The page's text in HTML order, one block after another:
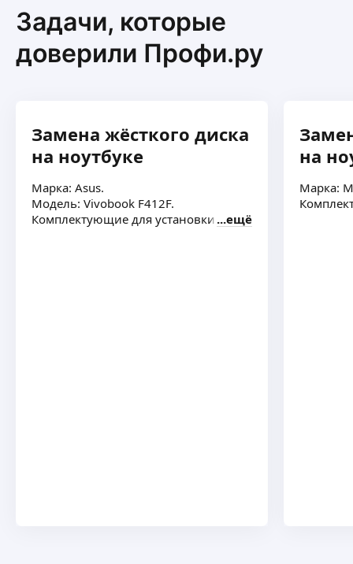
Задачи, которые
доверили Профи.ру
Замена жёсткого диска
на ноутбуке
Марка: Asus.
Модель: Vivobook F412F.
Комплектующие для установки есть
ещё
на
Марка: